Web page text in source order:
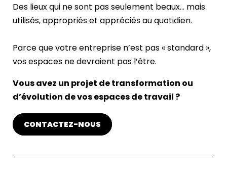
Des lieux qui ne sont pas seulement beaux… mais
utilisés, appropriés et appréciés au quotidien.
Parce que votre entreprise n’est pas « standard »,
vos espaces ne devraient pas l’être.
Vous avez un projet de transformation ou
d’évolution de vos espaces de travail ?
CONTACTEZ-NOUS